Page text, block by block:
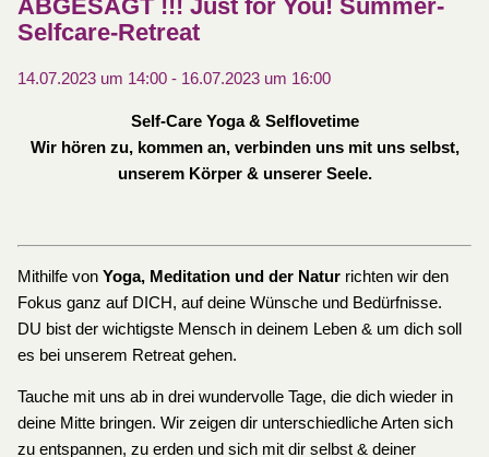
ABGESAGT !!! Just for You! Summer-
Selfcare-Retreat
14.07.2023 um 14:00- 16.07.2023 um 16:00
Self-Care Yoga & Selflovetime
Wir hören zu, kommen an, verbinden uns mit uns selbst,
unserem Körper & unserer Seele.
Mithilfe von Yoga, Meditation und der Naturrichten wir den
Fokus ganz auf DICH, auf deine Wünsche und Bedürfnisse.
DU bist der wichtigste Mensch in deinem Leben & um dich soll
es bei unserem Retreat gehen.
Tauche mit uns ab in drei wundervolle Tage, die dich wieder in
deine Mitte bringen. Wir zeigen dir unterschiedliche Arten sich
zu entspannen, zu erden und sich mit dir selbst & deiner